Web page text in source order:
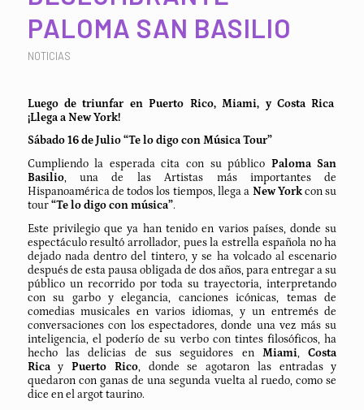
PALOMA SAN BASILIO
NOTICIAS
Luego de triunfar en Puerto Rico, Miami, y Costa Rica
¡Llega a New York!
Sábado 16 de Julio “Te lo digo con Música Tour”
Cumpliendo la esperada cita con su público Paloma San
Basilio, una de las Artistas más importantes de
Hispanoamérica de todos los tiempos, llega a New Yorkcon su
tour“Te lo digo con música”.
Este privilegio que ya han tenido en varios países, donde su
espectáculo resultó arrollador, pues la estrella española no ha
dejado nada dentro del tintero, y se ha volcado al escenario
después de esta pausa obligada de dos años, para entregar a su
público un recorrido por toda su trayectoria, interpretando
con su garbo y elegancia, canciones icónicas, temas de
comedias musicales en varios idiomas, y un entremés de
conversaciones con los espectadores, donde una vez más su
inteligencia, el poderío de su verbo con tintes filosóficos, ha
hecho las delicias de sus seguidores enMiami,Costa
RicayPuerto Rico, donde se agotaron las entradas y
quedaron con ganas de una segunda vuelta al ruedo, como se
dice en el argot taurino.